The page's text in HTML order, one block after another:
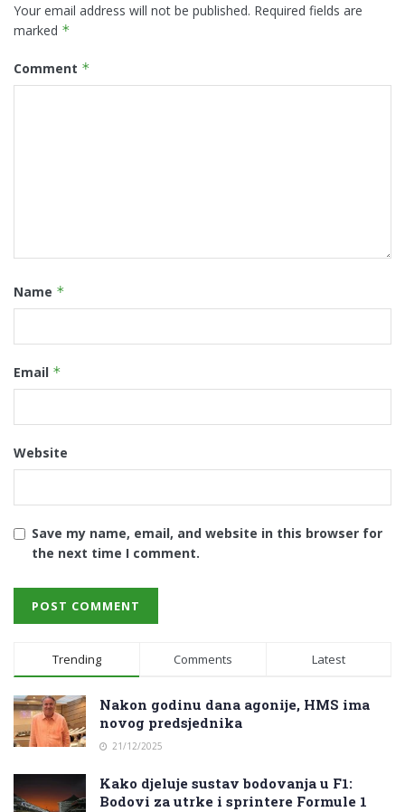
Your email address will not be published. Required fields are
marked *
Comment *
Name *
Email *
Website
Save my name, email, and website in this browser for
the next time I comment.
Trending Comments Latest
Nakon godinu dana agonije, HMS ima
novog predsjednika
21/12/2025
Kako djeluje sustav bodovanja u F1:
Bodovi za utrke i sprintere Formule 1